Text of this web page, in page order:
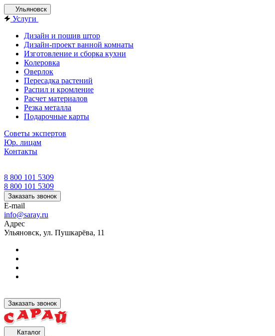
Ульяновск
Услуги
Дизайн и пошив штор
Дизайн-проект ванной комнаты
Изготовление и сборка кухни
Колеровка
Оверлок
Пересадка растений
Распил и кромление
Расчет материалов
Резка металла
Подарочные карты
Советы экспертов
Юр. лицам
Контакты
8 800 101 5309
8 800 101 5309
Заказать звонок
E-mail
info@saray.ru
Адрес
Ульяновск, ул. Пушкарёва, 11
Заказать звонок
Каталог